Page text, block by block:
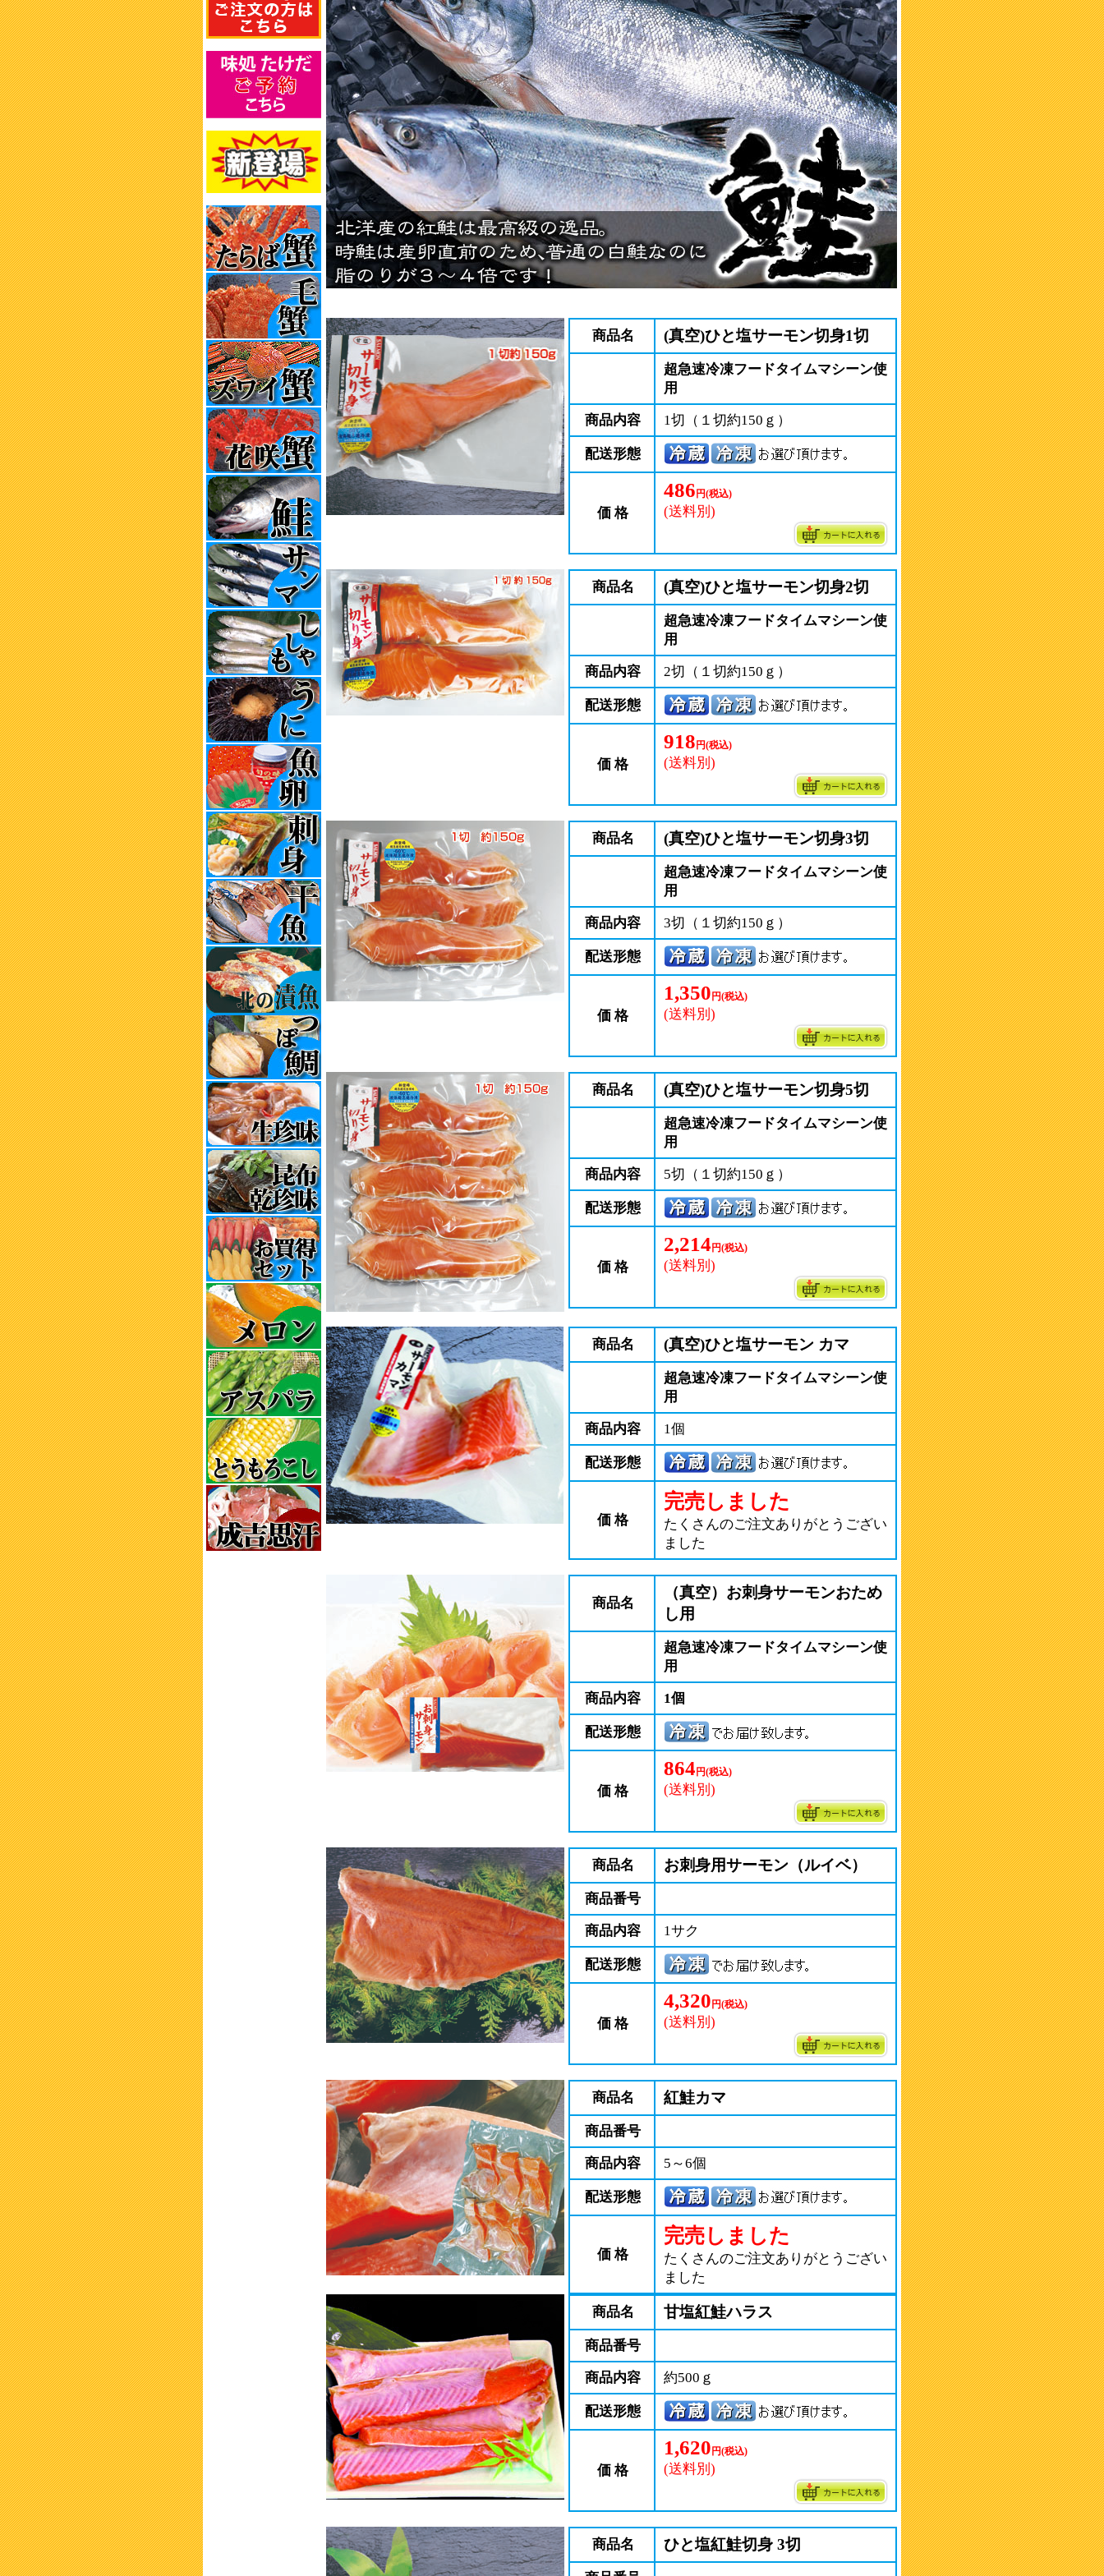
商品名 (真空)ひと塩サーモン切身1切
超急速冷凍フードタイムマシーン使
用
商品内容 1切（１切約150ｇ）
配送形態
価 格
486円(税込)
(送料別)
商品名 (真空)ひと塩サーモン切身2切
超急速冷凍フードタイムマシーン使
用
商品内容 2切（１切約150ｇ）
配送形態
価 格
918円(税込)
(送料別)
商品名 (真空)ひと塩サーモン切身3切
超急速冷凍フードタイムマシーン使
用
商品内容 3切（１切約150ｇ）
配送形態
価 格
1,350円(税込)
(送料別)
商品名 (真空)ひと塩サーモン切身5切
超急速冷凍フードタイムマシーン使
用
商品内容 5切（１切約150ｇ）
配送形態
価 格
2,214円(税込)
(送料別)
商品名 (真空)ひと塩サーモン カマ
超急速冷凍フードタイムマシーン使
用
商品内容 1個
配送形態
価 格
完売しました
たくさんのご注文ありがとうござい
ました
商品名
（真空）お刺身サーモンおため
し用
超急速冷凍フードタイムマシーン使
用
商品内容 1個
配送形態
価 格
864円(税込)
(送料別)
商品名 お刺身用サーモン（ルイベ）
商品番号
商品内容 1サク
配送形態
価 格
4,320円(税込)
(送料別)
商品名 紅鮭カマ
商品番号
商品内容 5～6個
配送形態
価 格
完売しました
たくさんのご注文ありがとうござい
ました
商品名 甘塩紅鮭ハラス
商品番号
商品内容 約500ｇ
配送形態
価 格
1,620円(税込)
(送料別)
商品名 ひと塩紅鮭切身 3切